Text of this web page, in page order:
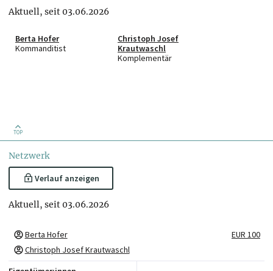
Aktuell, seit 03.06.2026
Berta Hofer
Kommanditist
Christoph Josef
Krautwaschl
Komplementär
TOP
Netzwerk
Verlauf anzeigen
Aktuell, seit 03.06.2026
Berta Hofer
EUR 100
Christoph Josef Krautwaschl